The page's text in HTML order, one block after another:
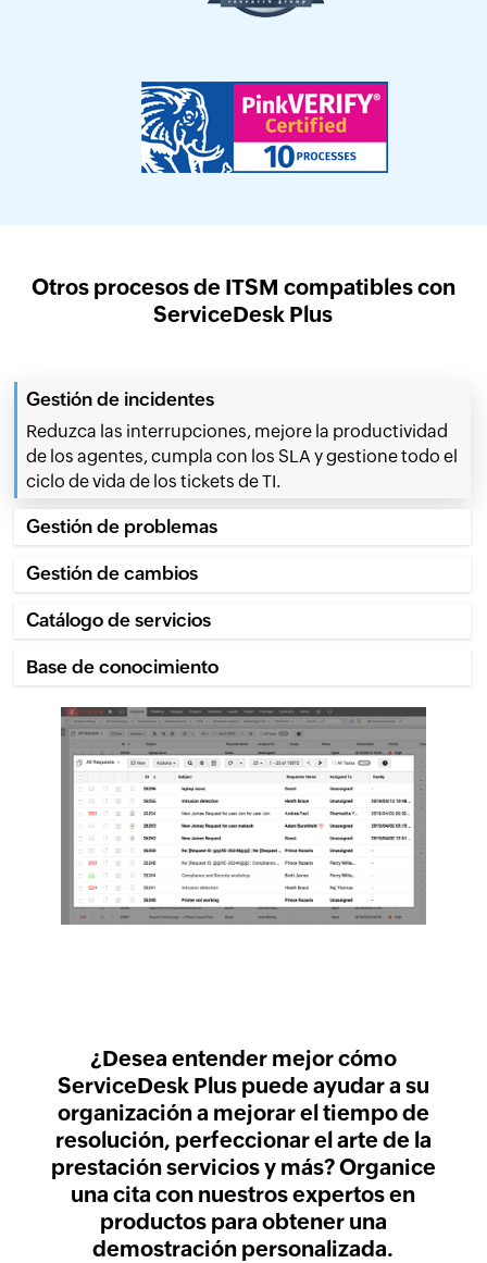
Otros procesos de ITSM compatibles con
ServiceDesk Plus
Gestión de incidentes
Reduzca las interrupciones, mejore la productividad
de los agentes, cumpla con los SLA y gestione todo el
ciclo de vida de los tickets de TI.
Gestión de problemas
Gestión de cambios
Catálogo de servicios
Base de conocimiento
¿Desea entender mejor cómo
ServiceDesk Plus puede ayudar a su
organización a mejorar el tiempo de
resolución, perfeccionar el arte de la
prestación servicios y más? Organice
una cita con nuestros expertos en
productos para obtener una
demostración personalizada.